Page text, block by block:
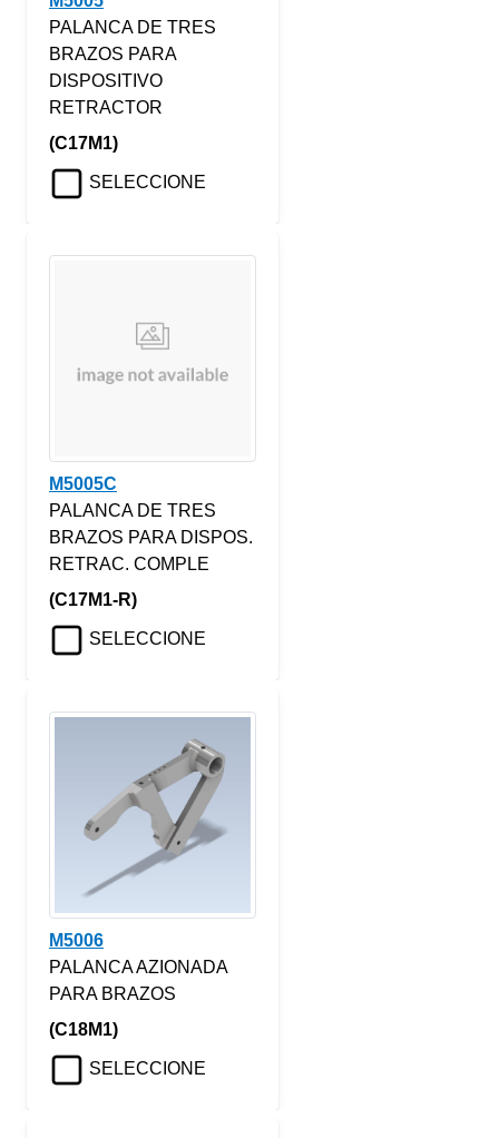
PALANCA DE TRES
BRAZOS PARA
DISPOSITIVO
RETRACTOR
(C17M1)
SELECCIONE
M5005C
PALANCA DE TRES
BRAZOS PARA DISPOS.
RETRAC. COMPLE
(C17M1-R)
SELECCIONE
M5006
PALANCA AZIONADA
PARA BRAZOS
(C18M1)
SELECCIONE